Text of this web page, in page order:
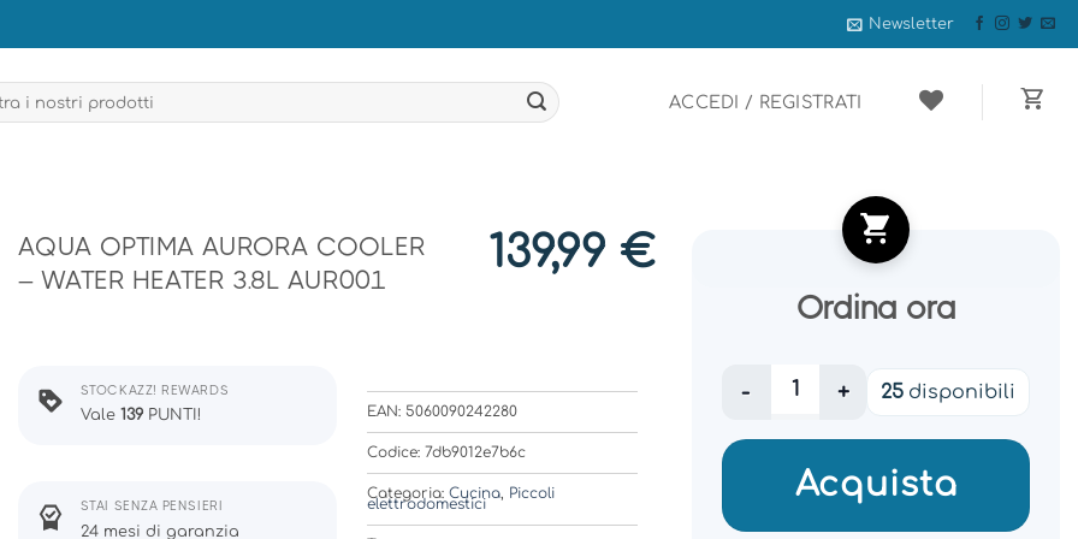
Newsletter
ACCEDI / REGISTRATI
AQUA OPTIMA AURORA COOLER
– WATER HEATER 3.8L AUR001
139,99 €
STOCKAZZ! REWARDS
Vale 139 PUNTI!
STAI SENZA PENSIERI
24 mesi di garanzia
EAN: 5060090242280
Codice: 7db9012e7b6c
Categoria: Cucina Piccoli
elettrodomestici
Ordina ora
AQUA OPTIMA AURORA COOLER -
25 disponibili
Acquista